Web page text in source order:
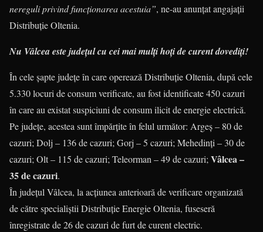
nereguli privind funcționarea acestuia”, ne-au anunțat angajații
Distribuție Oltenia.
Nu Vâlcea este județul cu cei mai mulți hoți de curent dovediți!
În cele șapte județe în care operează Distribuție Oltenia, după cele
5.330 locuri de consum verificate, au fost identificate 450 cazuri
în care au existat suspiciuni de consum ilicit de energie electrică.
Pe județe, acestea sunt împărțite în felul următor: Argeș – 80 de
cazuri; Dolj – 136 de cazuri; Gorj – 5 cazuri; Mehedinți – 30 de
cazuri; Olt – 115 de cazuri; Teleorman – 49 de cazuri;Vâlcea –
35 de cazuri.
În județul Vâlcea, la acțiunea anterioară de verificare organizată
de către specialiștii Distribuție Energie Oltenia, fuseseră
înregistrate de 26 de cazuri de furt de curent electric.